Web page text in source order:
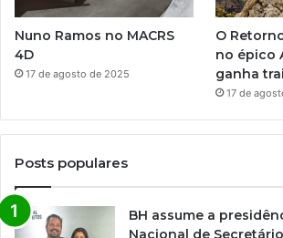
Nuno Ramos no MACRS
4D
17 de agosto de 2025
O
no épico
ganha
17 de
Posts populares
BH assume a
Nacional de